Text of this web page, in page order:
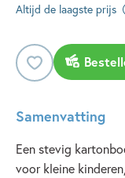
Altijd de laagste prijs
Samenvatting
Een stevig
voor kleine